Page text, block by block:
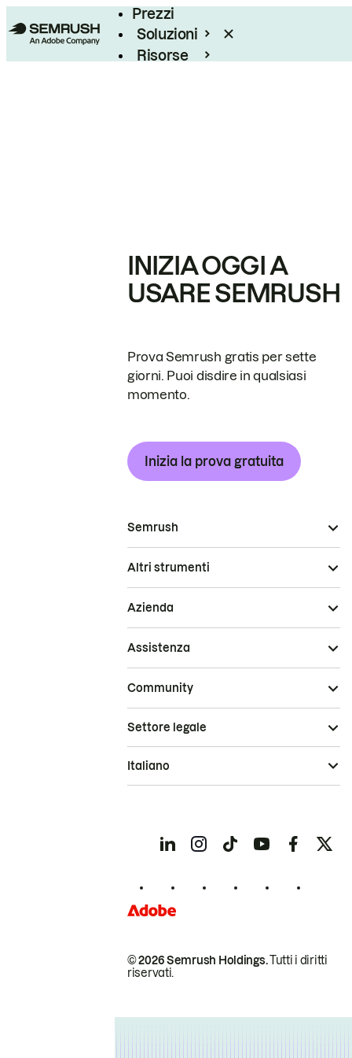
Prezzi
Soluzioni
Risorse
INIZIA OGGI A
USARE SEMRUSH
Prova Semrush gratis per sette
giorni. Puoi disdire in qualsiasi
momento.
Inizia la prova gratuita
Semrush
Altri strumenti
Azienda
Assistenza
Community
© 2026 Semrush Holdings.Tutti i diritti
riservati.
Settore legale
Italiano